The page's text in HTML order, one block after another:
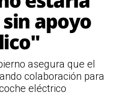
apoyo
asegura que el
colaboración para
eléctrico